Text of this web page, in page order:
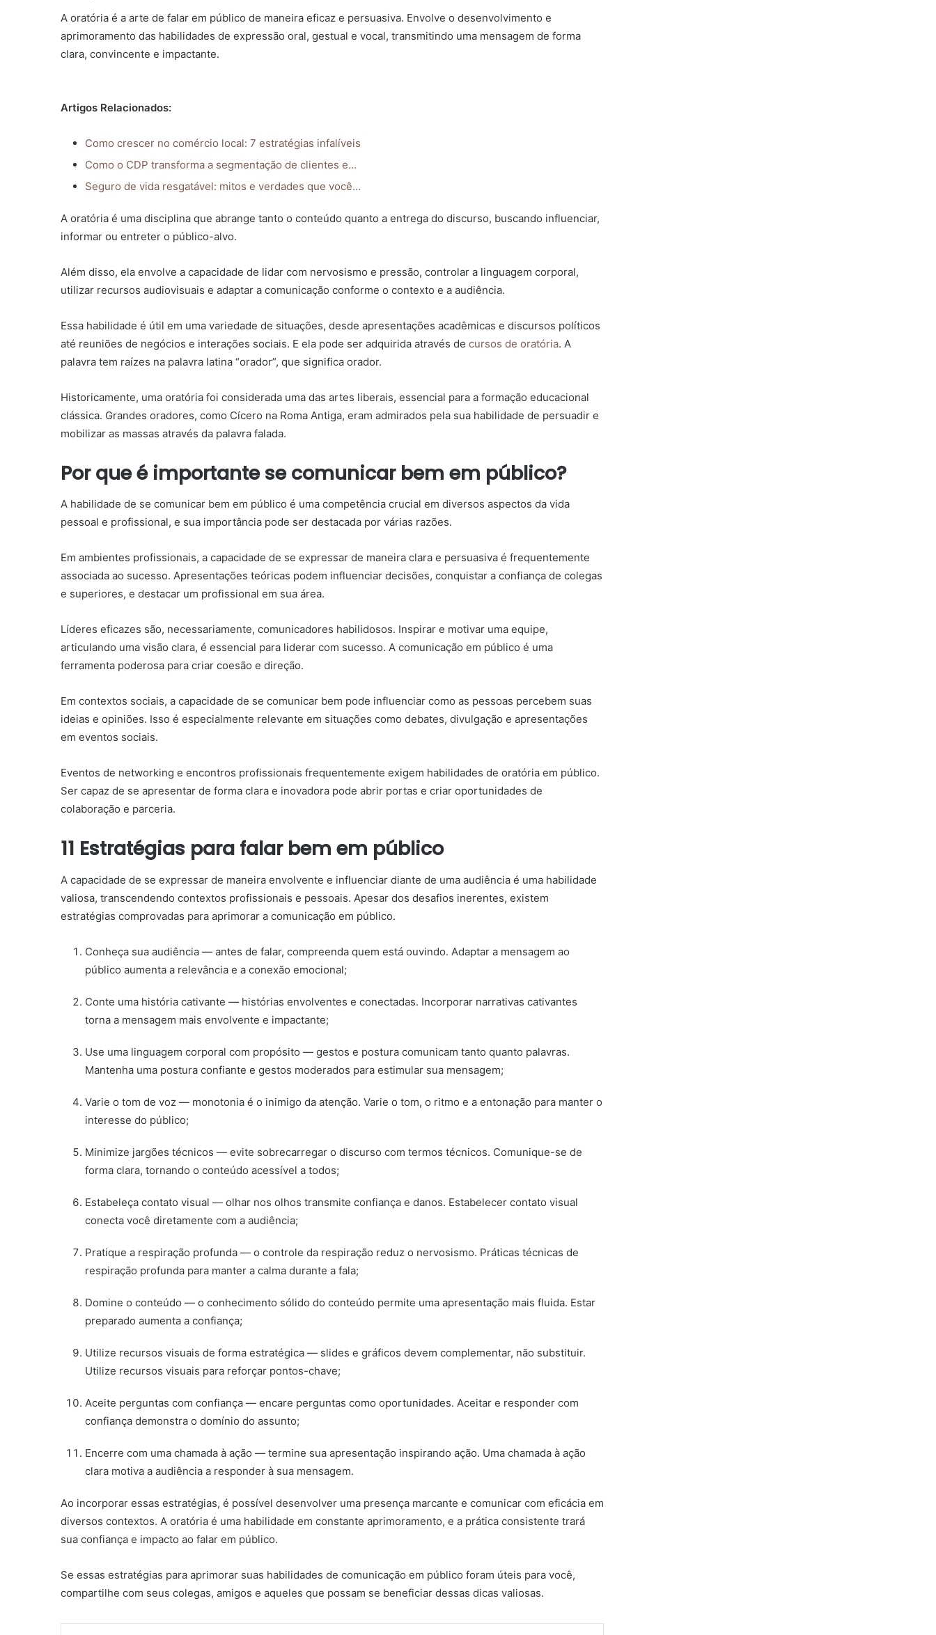
A oratória é a arte de falar em público de maneira eficaz e persuasiva. Envolve o desenvolvimento e
aprimoramento das habilidades de expressão oral, gestual e vocal, transmitindo uma mensagem de forma
clara, convincente e impactante.
Artigos Relacionados:
Como crescer no comércio local: 7 estratégias infalíveis
Como o CDP transforma a segmentação de clientes e…
Seguro de vida resgatável: mitos e verdades que você…
A oratória é uma disciplina que abrange tanto o conteúdo quanto a entrega do discurso, buscando influenciar,
informar ou entreter o público-alvo.
Além disso, ela envolve a capacidade de lidar com nervosismo e pressão, controlar a linguagem corporal,
utilizar recursos audiovisuais e adaptar a comunicação conforme o contexto e a audiência.
Essa habilidade é útil em uma variedade de situações, desde apresentações acadêmicas e discursos políticos
até reuniões de negócios e interações sociais. E ela pode ser adquirida através de cursos de oratória. A
palavra tem raízes na palavra latina “orador”, que significa orador.
Historicamente, uma oratória foi considerada uma das artes liberais, essencial para a formação educacional
clássica. Grandes oradores, como Cícero na Roma Antiga, eram admirados pela sua habilidade de persuadir e
mobilizar as massas através da palavra falada.
Por que é importante se comunicar bem em público?
A habilidade de se comunicar bem em público é uma competência crucial em diversos aspectos da vida
pessoal e profissional, e sua importância pode ser destacada por várias razões.
Em ambientes profissionais, a capacidade de se expressar de maneira clara e persuasiva é frequentemente
associada ao sucesso. Apresentações teóricas podem influenciar decisões, conquistar a confiança de colegas
e superiores, e destacar um profissional em sua área.
Líderes eficazes são, necessariamente, comunicadores habilidosos. Inspirar e motivar uma equipe,
articulando uma visão clara, é essencial para liderar com sucesso. A comunicação em público é uma
ferramenta poderosa para criar coesão e direção.
Em contextos sociais, a capacidade de se comunicar bem pode influenciar como as pessoas percebem suas
ideias e opiniões. Isso é especialmente relevante em situações como debates, divulgação e apresentações
em eventos sociais.
Eventos de networking e encontros profissionais frequentemente exigem habilidades de oratória em público.
Ser capaz de se apresentar de forma clara e inovadora pode abrir portas e criar oportunidades de
colaboração e parceria.
11 Estratégias para falar bem em público
A capacidade de se expressar de maneira envolvente e influenciar diante de uma audiência é uma habilidade
valiosa, transcendendo contextos profissionais e pessoais. Apesar dos desafios inerentes, existem
estratégias comprovadas para aprimorar a comunicação em público.
Conheça sua audiência — antes de falar, compreenda quem está ouvindo. Adaptar a mensagem ao
público aumenta a relevância e a conexão emocional;
Conte uma história cativante — histórias envolventes e conectadas. Incorporar narrativas cativantes
torna a mensagem mais envolvente e impactante;
Use uma linguagem corporal com propósito — gestos e postura comunicam tanto quanto palavras.
Mantenha uma postura confiante e gestos moderados para estimular sua mensagem;
Varie o tom de voz — monotonia é o inimigo da atenção. Varie o tom, o ritmo e a entonação para manter o
interesse do público;
Minimize jargões técnicos — evite sobrecarregar o discurso com termos técnicos. Comunique-se de
forma clara, tornando o conteúdo acessível a todos;
Estabeleça contato visual — olhar nos olhos transmite confiança e danos. Estabelecer contato visual
conecta você diretamente com a audiência;
Pratique a respiração profunda — o controle da respiração reduz o nervosismo. Práticas técnicas de
respiração profunda para manter a calma durante a fala;
Domine o conteúdo — o conhecimento sólido do conteúdo permite uma apresentação mais fluida. Estar
preparado aumenta a confiança;
Utilize recursos visuais de forma estratégica — slides e gráficos devem complementar, não substituir.
Utilize recursos visuais para reforçar pontos-chave;
Aceite perguntas com confiança — encare perguntas como oportunidades. Aceitar e responder com
confiança demonstra o domínio do assunto;
Encerre com uma chamada à ação — termine sua apresentação inspirando ação. Uma chamada à ação
clara motiva a audiência a responder à sua mensagem.
Ao incorporar essas estratégias, é possível desenvolver uma presença marcante e comunicar com eficácia em
diversos contextos. A oratória é uma habilidade em constante aprimoramento, e a prática consistente trará
sua confiança e impacto ao falar em público.
Se essas estratégias para aprimorar suas habilidades de comunicação em público foram úteis para você,
compartilhe com seus colegas, amigos e aqueles que possam se beneficiar dessas dicas valiosas.